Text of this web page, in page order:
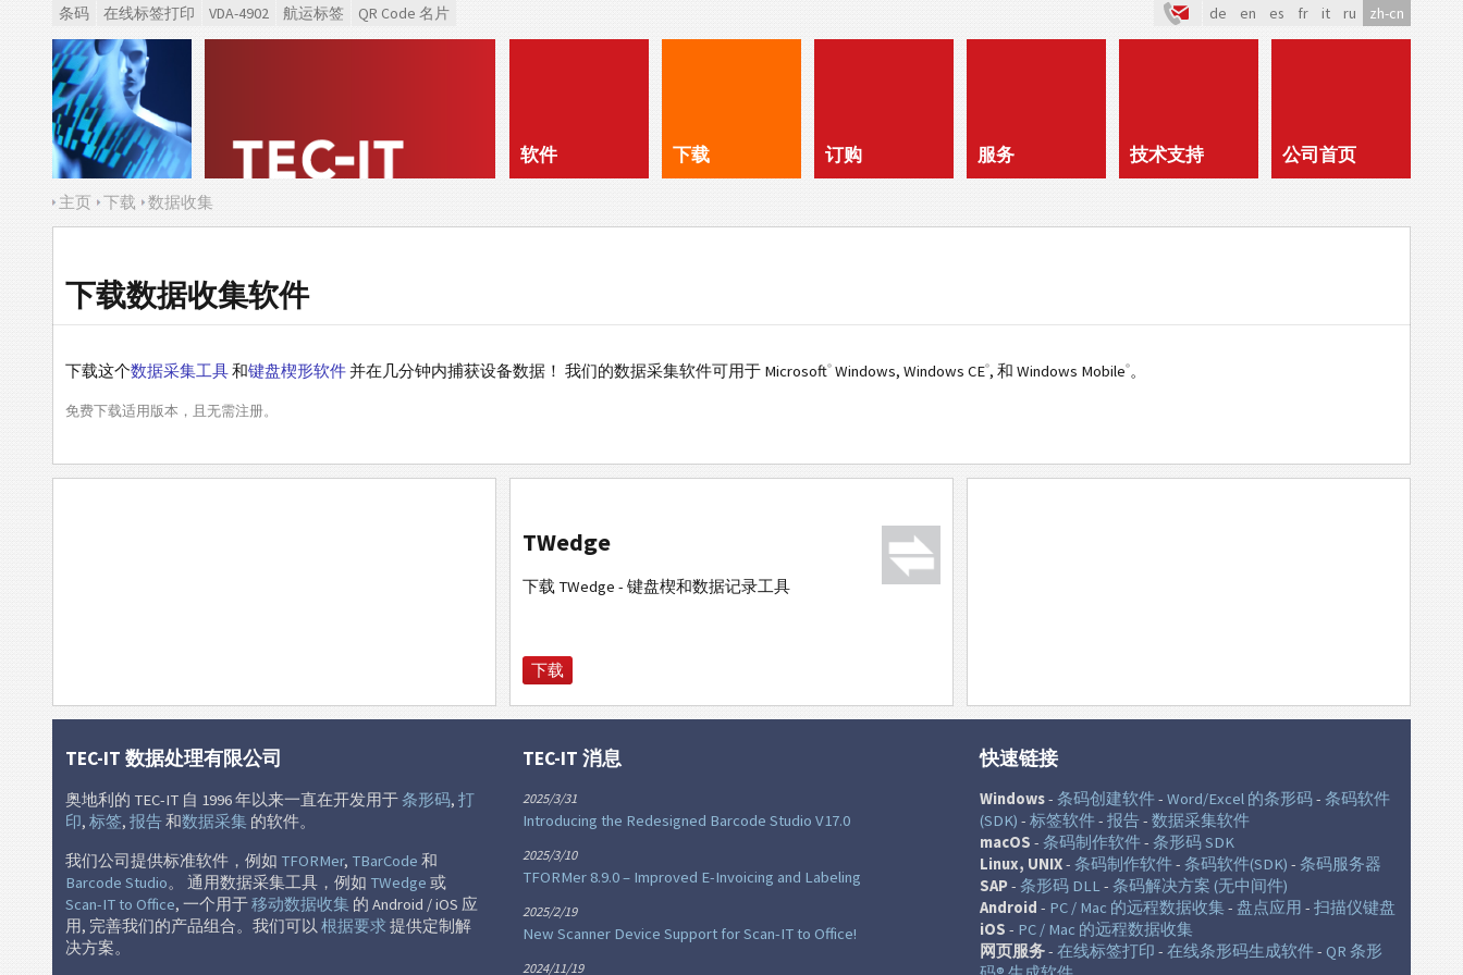
条码 在线标签打印 VDA-4902 航运标签 QR Code 名片 de en es fr it ru zh-cn
软件 下载 订购 服务 技术支持 公司首页
主页 下载 数据收集
下载数据收集软件
下载这个数据采集工具和键盘楔形软件并在几分钟内捕获设备数据！ 我们的数据采集软件可用于 Microsoft® Windows, Windows CE®, 和 Windows Mobile®。
免费下载适用版本，且无需注册。
TWedge
下载 TWedge - 键盘楔和数据记录工具
下载
TEC-IT 数据处理有限公司
奥地利的 TEC-IT 自 1996 年以来一直在开发用于条形码, 打
印, 标签, 报告和数据采集 的软件。
我们公司提供标准软件，例如 TFORMer, TBarCode 和
Barcode Studio。 通用数据采集工具，例如 TWedge 或
Scan-IT to Office, 一个用于移动数据收集 的 Android / iOS 应
用, 完善我们的产品组合。我们可以 根据要求 提供定制解
决方案。
TEC-IT 消息
2025/3/31
Introducing the Redesigned Barcode Studio V17.0
2025/3/10
TFORMer 8.9.0 – Improved E-Invoicing and Labeling
2025/2/19
New Scanner Device Support for Scan-IT to Office!
2024/11/19
快速链接
Windows- 条码创建软件- Word/Excel 的条形码- 条码软件
(SDK) - 标签软件- 报告- 数据采集软件
macOS - 条码制作软件- 条形码 SDK
Linux, UNIX- 条码制作软件- 条码软件(SDK) - 条码服务器
SAP- 条形码 DLL- 条码解决方案 (无中间件)
Android - PC / Mac 的远程数据收集- 盘点应用 - 扫描仪键盘
iOS - PC / Mac 的远程数据收集
网页服务- 在线标签打印 - 在线条形码生成软件- QR 条形